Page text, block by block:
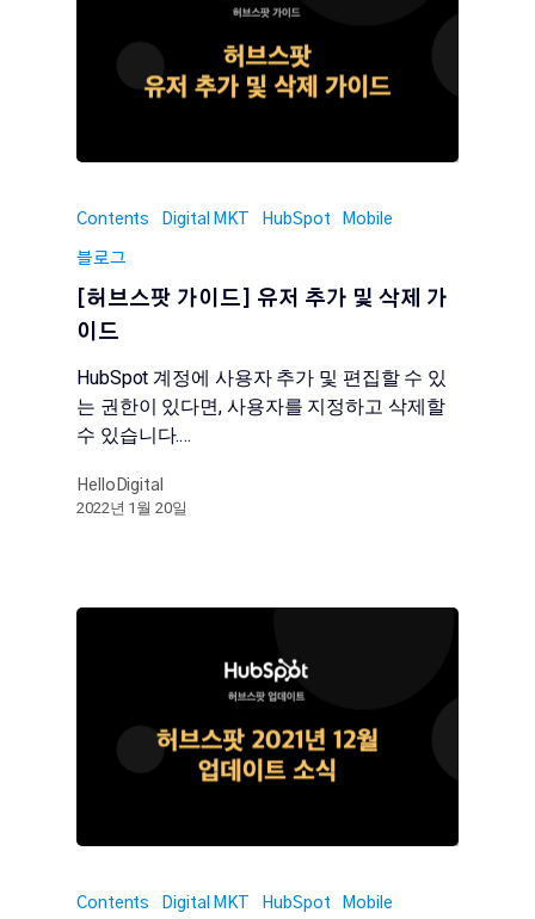
Contents Digital MKT HubSpot Mobile
블로그
[허브스팟 가이드] 유저 추가 및 삭제 가
이드
HubSpot 계정에 사용자 추가 및 편집할 수 있
는 권한이 있다면, 사용자를 지정하고 삭제할
수 있습니다.…
HelloDigital
2022년 1월 20일
Contents Digital MKT HubSpot Mobile